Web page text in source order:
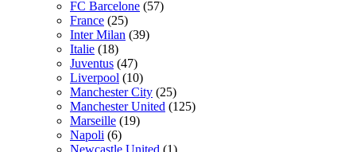
FC Barcelone (57)
France (25)
Inter Milan (39)
Italie (18)
Juventus (47)
Liverpool (10)
Manchester City (25)
Manchester United (125)
Marseille (19)
Napoli (6)
Newcastle United (1)